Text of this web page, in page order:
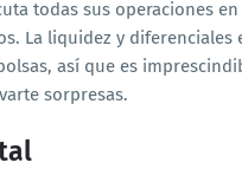
todas sus operaciones
La liquidez y
así que es
sorpresas.